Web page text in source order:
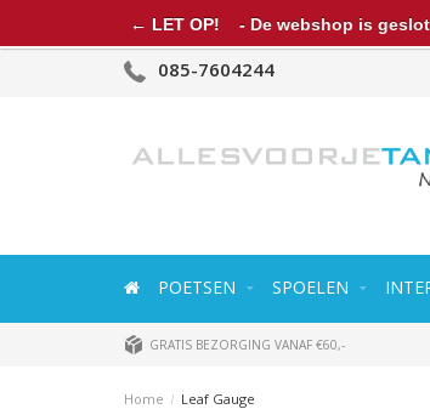
085-7604244
POETSEN SPOELEN
GRATIS BEZORGING VANAF €60,-
Home / Leaf Gauge
← LET OP! - De webshop is